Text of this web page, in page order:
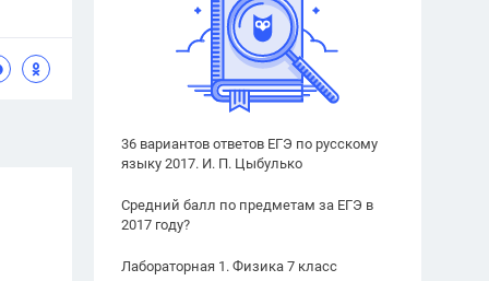
36 вариантов ответов ЕГЭ по русскому
языку 2017. И. П. Цыбулько
Средний балл по предметам за ЕГЭ в
2017 году?
Лабораторная 1. Физика 7 класс